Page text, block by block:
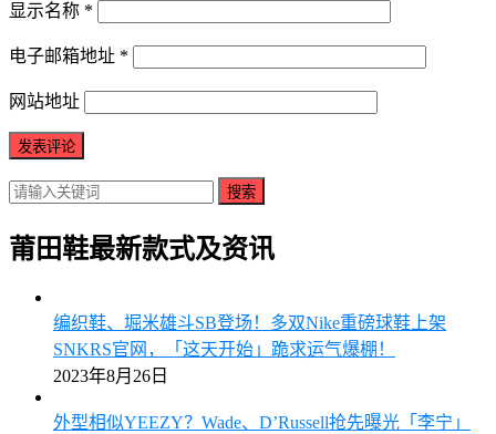
显示名称 *
电子邮箱地址 *
网站地址
搜索
莆田鞋最新款式及资讯
编织鞋、堀米雄斗SB登场！多双Nike重磅球鞋上架
SNKRS官网，「这天开始」跪求运气爆棚！
2023年8月26日
外型相似YEEZY？Wade、D’Russell抢先曝光「李宁」